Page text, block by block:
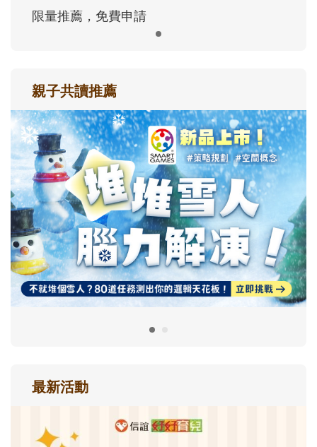
限量推薦，免費申請
親子共讀推薦
最新活動